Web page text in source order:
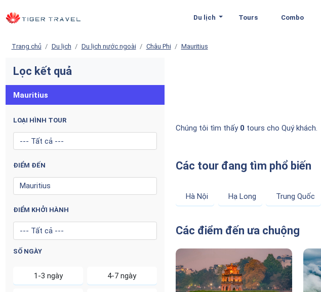
Du lịch Tours Combo
Trang chủ Du lịch Du lịch nước ngoài Châu Phi Mauritius
Lọc kết quả
Mauritius
LOẠI HÌNH TOUR
ĐIỂM ĐẾN
ĐIỂM KHỞI HÀNH
SỐ NGÀY
1-3 ngày 4-7 ngày
Chúng tôi tìm thấy 0 tours cho Quý khách.
Các tour đang tìm phổ biến
Hà Nội Hạ Long Trung Quốc
Các điểm đến ưa chuộng